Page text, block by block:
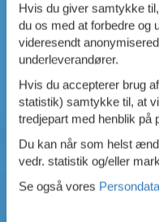
Hvis du giver samtykke
du os med at forbedre og
videresendt
underleverandører.
Hvis du accepterer brug
statistik) samtykke til, at
tredjepart med henblik på
Du kan når som helst
vedr. statistik og/eller
Se også vores